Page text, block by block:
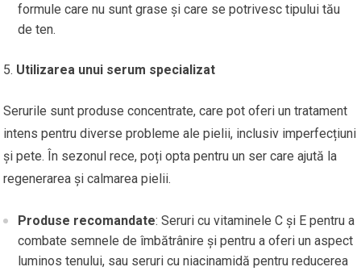
formule care nu sunt grase și care se potrivesc tipului tău
de ten.
Utilizarea unui serum specializat
Serurile sunt produse concentrate, care pot oferi un tratament
intens pentru diverse probleme ale pielii, inclusiv imperfecțiuni
și pete. În sezonul rece, poți opta pentru un ser care ajută la
regenerarea și calmarea pielii.
Produse recomandate: Seruri cu vitaminele C și E pentru a
combate semnele de îmbătrânire și pentru a oferi un aspect
luminos tenului, sau seruri cu niacinamidă pentru reducerea